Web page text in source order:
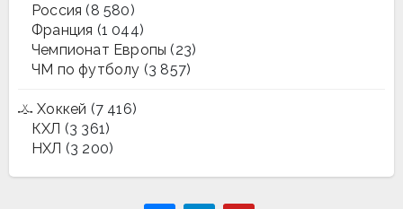
Россия (8 580)
Франция (1 044)
Чемпионат Европы (23)
ЧМ по футболу (3 857)
Хоккей (7 416)
КХЛ (3 361)
НХЛ (3 200)